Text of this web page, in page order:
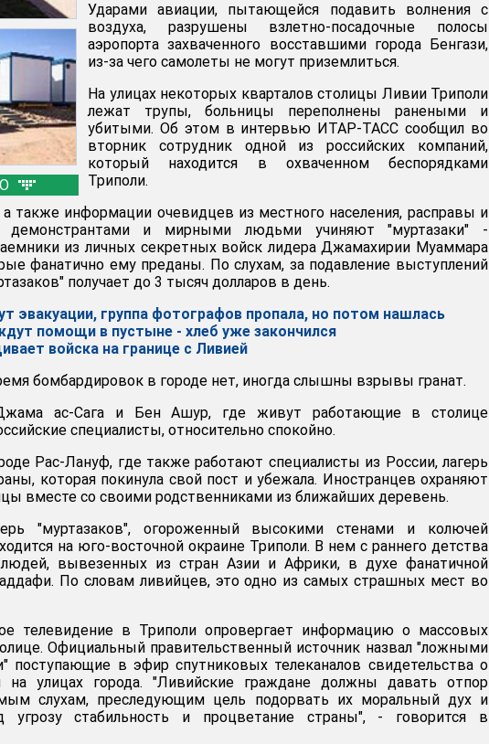
Ударами авиации, пытающейся подавить волнения с
воздуха, разрушены взлетно-посадочные полосы
аэропорта захваченного восставшими города Бенгази,
из-за чего самолеты не могут приземлиться.
На улицах некоторых кварталов столицы Ливии Триполи
лежат трупы, больницы переполнены ранеными и
убитыми. Об этом в интервью ИТАР-ТАСС сообщил во
вторник сотрудник одной из российских компаний,
который находится в охваченном беспорядками
Триполи.
также информации очевидцев из местного населения, расправы и
демонстрантами и мирными людьми учиняют "муртазаки" -
из личных секретных войск лидера Джамахирии Муаммара
фанатично ему преданы. По слухам, за подавление выступлений
получает до 3 тысяч долларов в день.
эвакуации, группа фотографов пропала, но потом нашлась
помощи в пустыне - хлеб уже закончился
войска на границе с Ливией
бомбардировок в городе нет, иногда слышны взрывы гранат.
ас-Сага и Бен Ашур, где живут работающие в столице
специалисты, относительно спокойно.
Рас-Лануф, где также работают специалисты из России, лагерь
которая покинула свой пост и убежала. Иностранцев охраняют
вместе со своими родственниками из ближайших деревень.
"муртазаков", огороженный высокими стенами и колючей
на юго-восточной окраине Триполи. В нем с раннего детства
вывезенных из стран Азии и Африки, в духе фанатичной
По словам ливийцев, это одно из самых страшных мест во
телевидение в Триполи опровергает информацию о массовых
Официальный правительственный источник назвал "ложными
поступающие в эфир спутниковых телеканалов свидетельства о
на улицах города. "Ливийские граждане должны давать отпор
слухам, преследующим цель подорвать их моральный дух и
угрозу стабильность и процветание страны", - говорится в